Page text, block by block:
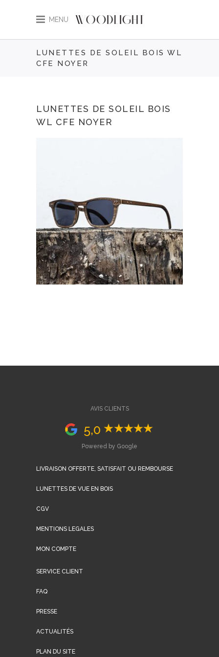
MENU
LUNETTES DE SOLEIL BOIS WL
CFE NOYER
LUNETTES DE SOLEIL BOIS
WL CFE NOYER
AVIS CLIENTS
5,0
Powered by Google
LIVRAISON OFFERTE, SATISFAIT OU REMBOURSE
LUNETTES DE VUE EN BOIS
CGV
MENTIONS LEGALES
MON COMPTE
SERVICE CLIENT
FAQ
PRESSE
ACTUALITÉS
PLAN DU SITE